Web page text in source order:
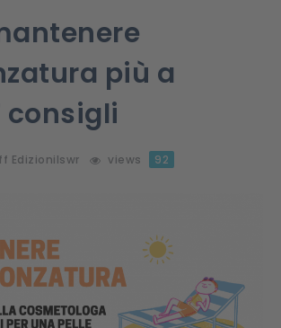
più a
consigli
Edizionilswr views 92